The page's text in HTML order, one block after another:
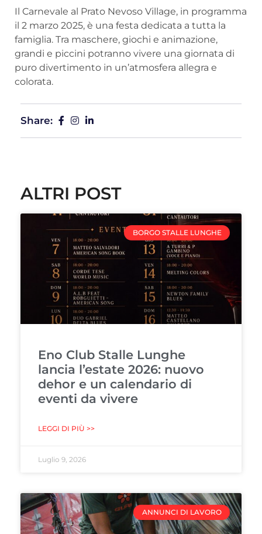
Il Carnevale al Prato Nevoso Village, in programma
il 2 marzo 2025, è una festa dedicata a tutta la
famiglia. Tra maschere, giochi e animazione,
grandi e piccini potranno vivere una giornata di
puro divertimento in un’atmosfera allegra e
colorata.
Share:
ALTRI POST
BORGO STALLE LUNGHE
Eno Club Stalle Lunghe
lancia l’estate 2026: nuovo
dehor e un calendario di
eventi da vivere
LEGGI DI PIÙ >>
Luglio 9, 2026
ANNUNCI DI LAVORO